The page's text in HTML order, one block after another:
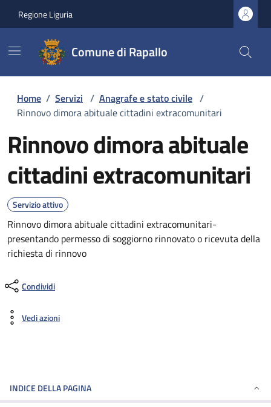
Regione Liguria
Comune di Rapallo
Home / Servizi / Anagrafe e stato civile /
Rinnovo dimora abituale cittadini extracomunitari
Rinnovo dimora abituale
cittadini extracomunitari
Servizio attivo
Rinnovo dimora abituale cittadini extracomunitari-
presentando permesso di soggiorno rinnovato o ricevuta della
richiesta di rinnovo
Condividi
Vedi azioni
INDICE DELLA PAGINA